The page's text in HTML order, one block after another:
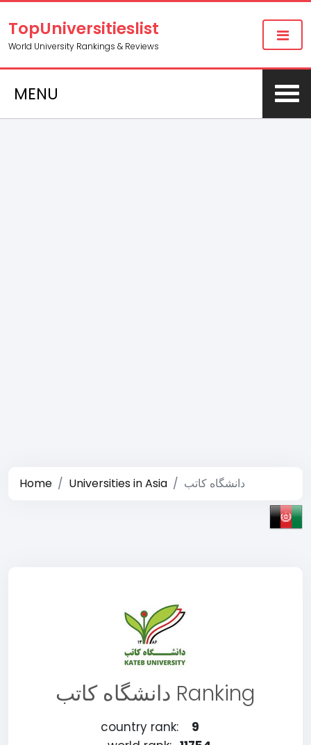
TopUniversitieslist
World University Rankings & Reviews
MENU
Home Universities in Asia دانشگاه كاتب
دانشگاه كاتب Ranking
country rank:
9